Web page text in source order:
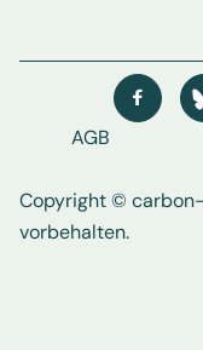
Copyright ©
vorbehalten.
AGB
